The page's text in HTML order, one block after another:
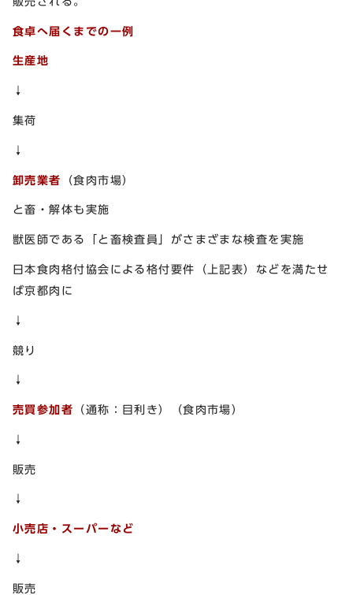
食卓へ届くまでの一例
生産地
↓
集荷
↓
卸売業者 （食肉市場）
と畜・解体も実施
獣医師である「と畜検査員」がさまざまな検査を実施
日本食肉格付協会による格付要件（上記表）などを満たせ
ば京都肉に
↓
競り
↓
売買参加者 （通称：目利き）（食肉市場）
↓
販売
↓
小売店・スーパーなど
↓
販売